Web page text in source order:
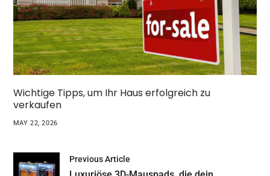
Wichtige Tipps, um Ihr Haus erfolgreich zu
verkaufen
MAY 22, 2026
Previous Article